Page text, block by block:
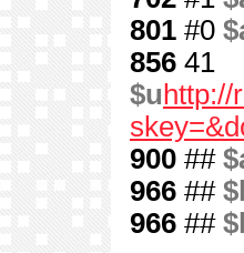
801 #0
856 41
$u
900 ##
966 ## $l
966 ## $l